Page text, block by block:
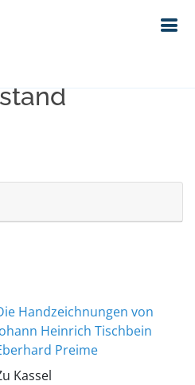
in unserem
Handzeichnungen von
Heinrich Tischbein
Preime
Kassel